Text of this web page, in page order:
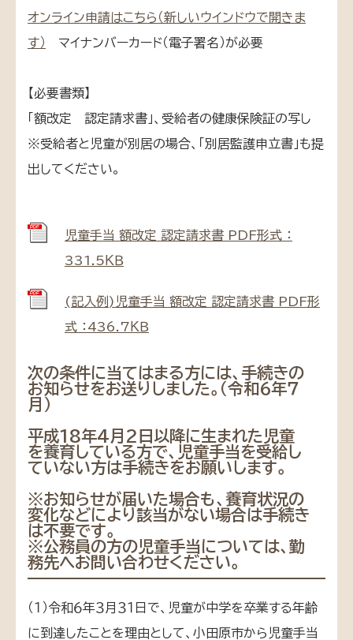
オンライン申請はこちら（新しいウインドウで開きま
す）
マイナンバーカード（電子署名）が必要
【必要書類】
「額改定 認定請求書」、受給者の健康保険証の写し
※受給者と児童が別居の場合、「別居監護申立書」も提
出してください。
児童手当 額改定 認定請求書 PDF形式 ：
331.5ＫＢ
(記入例)児童手当 額改定 認定請求書 PDF形
式 ：436.7ＫＢ
次の条件に当てはまる方には、手続きの
お知らせをお送りしました。（令和６年７
月）
平成18年4月2日以降に生まれた児童
を養育している方で、児童手当を受給し
ていない方は手続きをお願いします。
※お知らせが届いた場合も、養育状況の
変化などにより該当がない場合は手続き
は不要です。
※公務員の方の児童手当については、勤
務先へお問い合わせください。
（１）令和６年３月３１日で、児童が中学を卒業する年齢
に到達したことを理由として、小田原市から児童手当